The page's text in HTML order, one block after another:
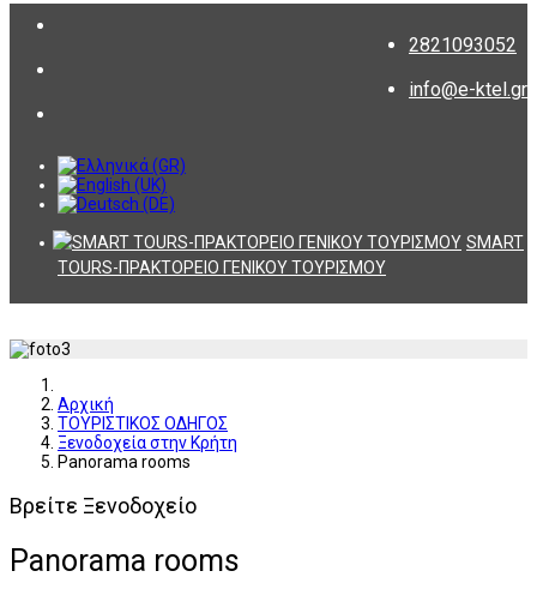
2821093052
info@e-ktel.gr
SMART
TOURS-ΠΡΑΚΤΟΡΕΙΟ ΓΕΝΙΚΟΥ ΤΟΥΡΙΣΜΟΥ
Αρχική
ΤΟΥΡΙΣΤΙΚΟΣ ΟΔΗΓΟΣ
Ξενοδοχεία στην Κρήτη
Panorama rooms
Βρείτε Ξενοδοχείο
Panorama rooms